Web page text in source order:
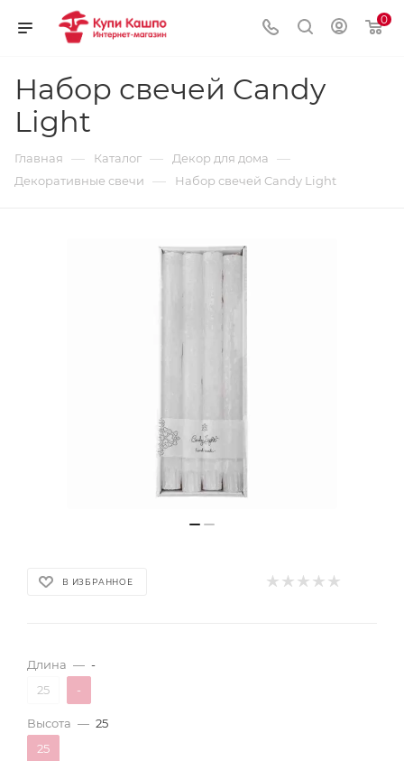
0
Набор свечей Candy
Light
Главная — Каталог — Декор для дома —
Декоративные свечи — Набор свечей Candy Light
В ИЗБРАННОЕ
Длина — -
25
-
Высота — 25
25